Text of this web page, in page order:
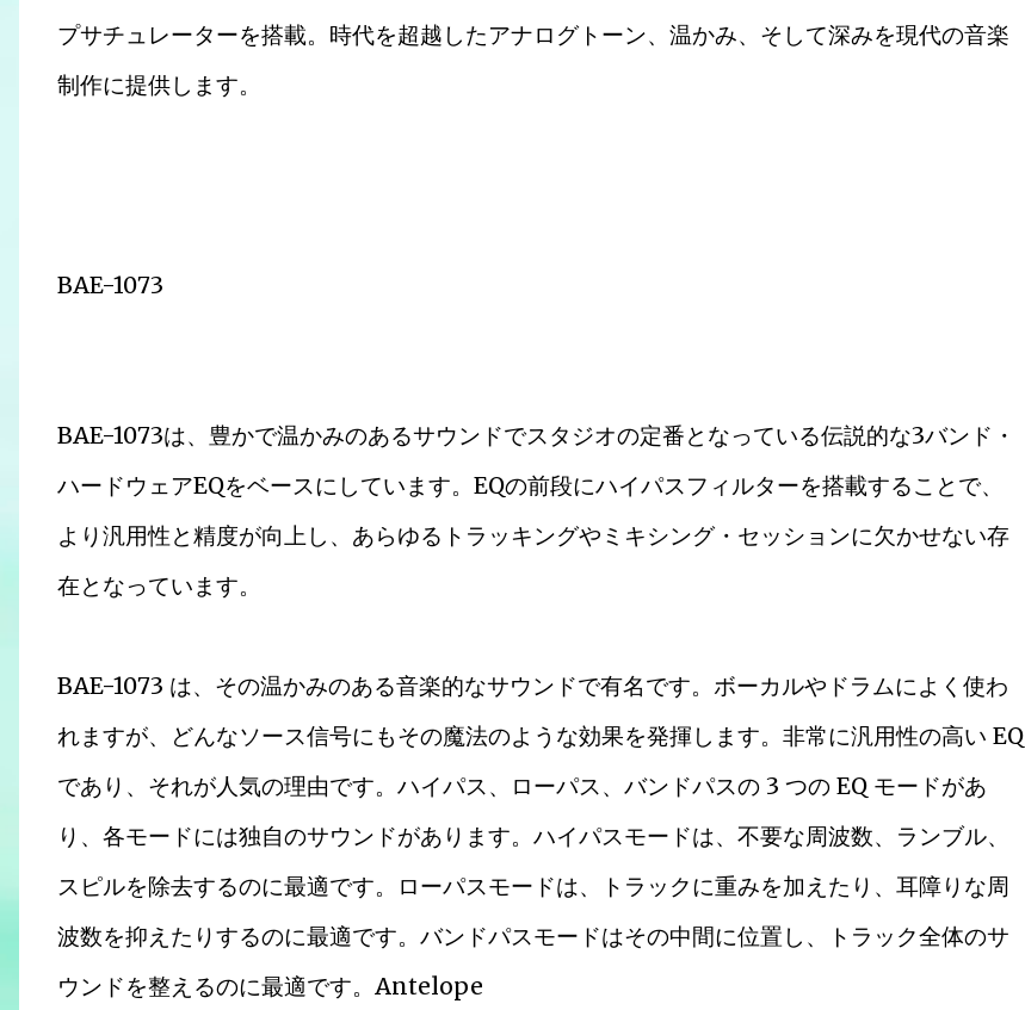
プサチュレーターを搭載。時代を超越したアナログトーン、温かみ、そして深みを現代の音楽
制作に提供します。
BAE-1073
BAE-1073は、豊かで温かみのあるサウンドでスタジオの定番となっている伝説的な3バンド・
ハードウェアEQをベースにしています。EQの前段にハイパスフィルターを搭載することで、
より汎用性と精度が向上し、あらゆるトラッキングやミキシング・セッションに欠かせない存
在となっています。
BAE-1073 は、その温かみのある音楽的なサウンドで有名です。ボーカルやドラムによく使わ
れますが、どんなソース信号にもその魔法のような効果を発揮します。非常に汎用性の高い EQ
であり、それが人気の理由です。ハイパス、ローパス、バンドパスの 3 つの EQ モードがあ
り、各モードには独自のサウンドがあります。ハイパスモードは、不要な周波数、ランブル、
スピルを除去するのに最適です。ローパスモードは、トラックに重みを加えたり、耳障りな周
波数を抑えたりするのに最適です。バンドパスモードはその中間に位置し、トラック全体のサ
ウンドを整えるのに最適です。Antelope